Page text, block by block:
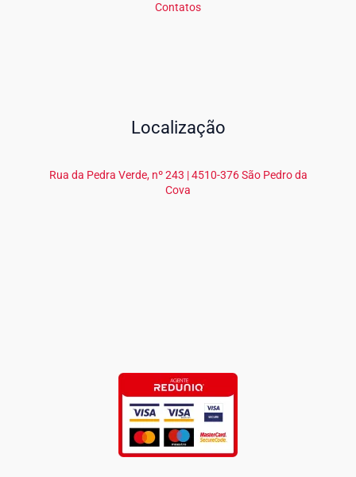
Contatos
Localização
Rua da Pedra Verde, nº 243 | 4510-376 São Pedro da
Cova